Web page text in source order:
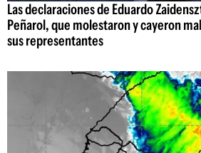
Las declaraciones de Eduardo
Peñarol, que molestaron y cayeron
sus representantes